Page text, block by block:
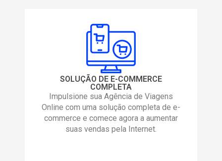
SOLUÇÃO DE E-COMMERCE
COMPLETA
Impulsione sua Agência de Viagens
Online com uma solução completa de e-
commerce e comece agora a aumentar
suas vendas pela Internet.